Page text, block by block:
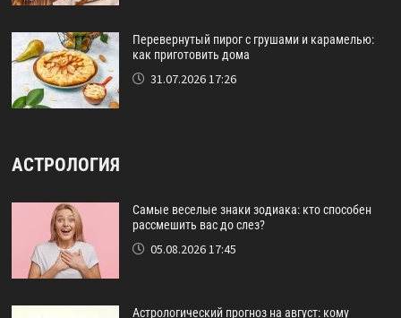
Перевернутый пирог с грушами и карамелью:
как приготовить дома
31.07.2026 17:26
АСТРОЛОГИЯ
Самые веселые знаки зодиака: кто способен
рассмешить вас до слез?
05.08.2026 17:45
Астрологический прогноз на август: кому